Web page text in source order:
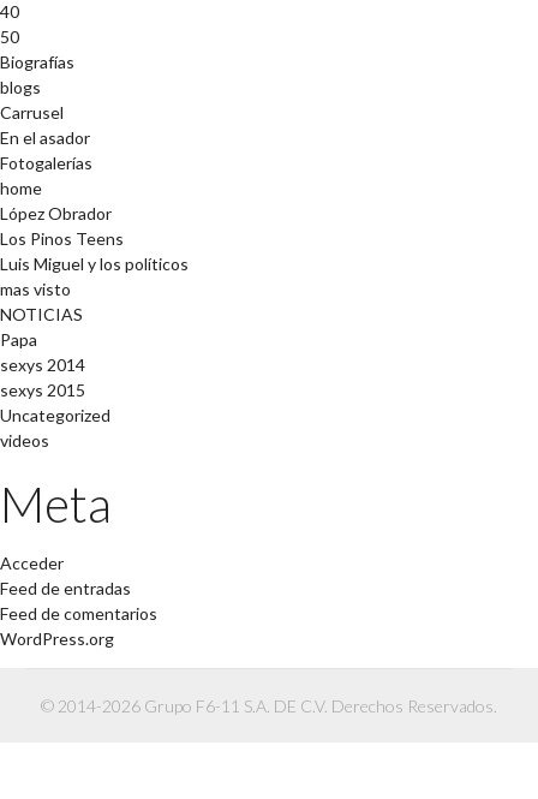
40
50
Biografías
blogs
Carrusel
En el asador
Fotogalerías
home
López Obrador
Los Pinos Teens
Luis Miguel y los políticos
mas visto
NOTICIAS
Papa
sexys 2014
sexys 2015
Uncategorized
videos
Meta
Acceder
Feed de entradas
Feed de comentarios
WordPress.org
© 2014-2026 Grupo F6-11 S.A. DE C.V. Derechos Reservados.